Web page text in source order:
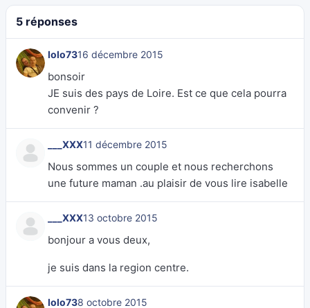
5 réponses
lolo7316 décembre 2015
bonsoir
JE suis des pays de Loire. Est ce que cela pourra
convenir ?
___XXX11 décembre 2015
Nous sommes un couple et nous recherchons
une future maman .au plaisir de vous lire isabelle
___XXX13 octobre 2015
bonjour a vous deux,
je suis dans la region centre.
lolo738 octobre 2015